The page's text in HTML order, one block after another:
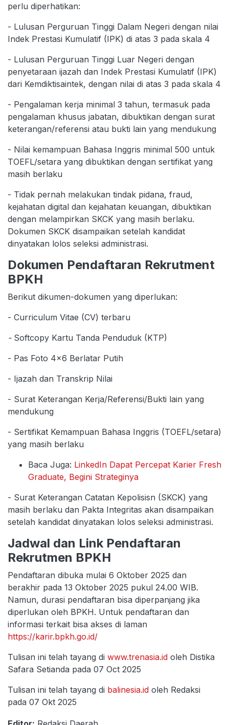
perlu diperhatikan:
- Lulusan Perguruan Tinggi Dalam Negeri dengan nilai
Indek Prestasi Kumulatif (IPK) di atas 3 pada skala 4
- Lulusan Perguruan Tinggi Luar Negeri dengan
penyetaraan ijazah dan Indek Prestasi Kumulatif (IPK)
dari Kemdiktisaintek, dengan nilai di atas 3 pada skala 4
- Pengalaman kerja minimal 3 tahun, termasuk pada
pengalaman khusus jabatan, dibuktikan dengan surat
keterangan/referensi atau bukti lain yang mendukung
- Nilai kemampuan Bahasa Inggris minimal 500 untuk
TOEFL/setara yang dibuktikan dengan sertifikat yang
masih berlaku
- Tidak pernah melakukan tindak pidana, fraud,
kejahatan digital dan kejahatan keuangan, dibuktikan
dengan melampirkan SKCK yang masih berlaku.
Dokumen SKCK disampaikan setelah kandidat
dinyatakan lolos seleksi administrasi.
Dokumen Pendaftaran Rekrutment
BPKH
Berikut dikumen-dokumen yang diperlukan:
- Curriculum Vitae (CV) terbaru
- Softcopy Kartu Tanda Penduduk (KTP)
- Pas Foto 4×6 Berlatar Putih
- Ijazah dan Transkrip Nilai
- Surat Keterangan Kerja/Referensi/Bukti lain yang
mendukung
- Sertifikat Kemampuan Bahasa Inggris (TOEFL/setara)
yang masih berlaku
Baca Juga: LinkedIn Dapat Percepat Karier Fresh
Graduate, Begini Strateginya
- Surat Keterangan Catatan Kepolisisn (SKCK) yang
masih berlaku dan Pakta Integritas akan disampaikan
setelah kandidat dinyatakan lolos seleksi administrasi.
Jadwal dan Link Pendaftaran
Rekrutmen BPKH
Pendaftaran dibuka mulai 6 Oktober 2025 dan
berakhir pada 13 Oktober 2025 pukul 24.00 WIB.
Namun, durasi pendaftaran bisa diperpanjang jika
diperlukan oleh BPKH. Untuk pendaftaran dan
informasi terkait bisa akses di laman
https://karir.bpkh.go.id/
Tulisan ini telah tayang di www.trenasia.id oleh Distika
Safara Setianda pada 07 Oct 2025
Tulisan ini telah tayang di balinesia.id oleh Redaksi
pada 07 Okt 2025